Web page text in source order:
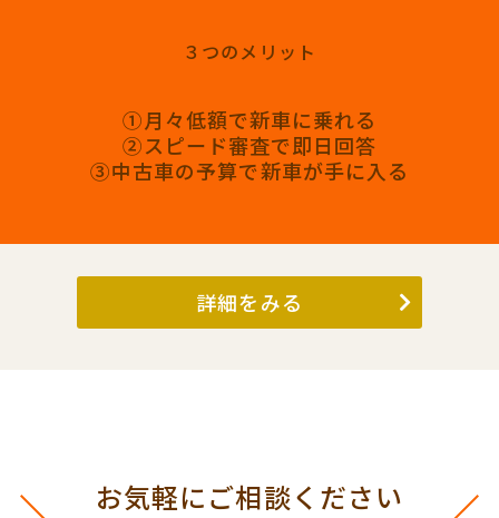
３つのメリット
①月々低額で新車に乗れる
②スピード審査で即日回答
③中古車の予算で新車が手に入る
詳細をみる
お気軽にご相談ください